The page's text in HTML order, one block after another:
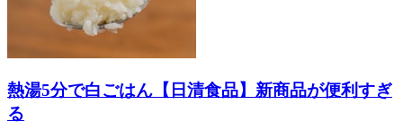
熱湯5分で白ごはん【日清食品】新商品が便利すぎ
る